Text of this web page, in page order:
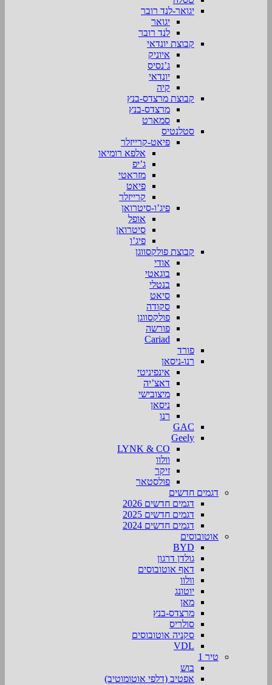
יגואר-לנד רובר
יגואר
לנד רובר
קבוצת יונדאי
איוניק
ג’נסיס
יונדאי
קיה
קבוצת מרצדס-בנץ
מרצדס-בנץ
סמארט
סטלנטיס
פיאט-קרייזלר
אלפא רומיאו
ג’יפ
מזראטי
פיאט
קרייזלר
פיג’ו-סיטרואן
אופל
סיטרואן
פיג’ו
קבוצת פולקסווגן
אודי
בוגאטי
בנטלי
סיאט
סקודה
פולקסווגן
פורשה
Cariad
פורד
רנו-ניסאן
אינפיניטי
דאצ’יה
מיצובישי
ניסאן
רנו
GAC
Geely
LYNK & CO
וולוו
זיקר
פולסטאר
דגמים חדשים
דגמים חדשים 2026
דגמים חדשים 2025
דגמים חדשים 2024
אוטובוסים
BYD
גולדן דרגון
דאף אוטובוסים
וולוו
יוטונג
מאן
מרצדס-בנץ
סולריס
סקניה אוטובוסים
VDL
טיר 1
בוש
אפטיב (דלפי אוטומוטיב)